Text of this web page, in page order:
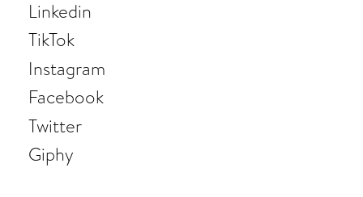
Linkedin
TikTok
Instagram
Facebook
Twitter
Giphy